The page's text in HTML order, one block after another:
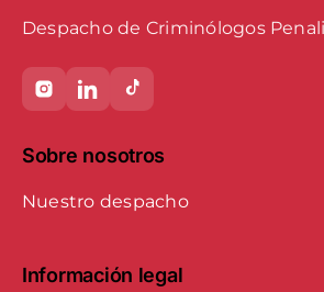
Despacho de Criminólogos
Sobre nosotros
Nuestro despacho
Información legal